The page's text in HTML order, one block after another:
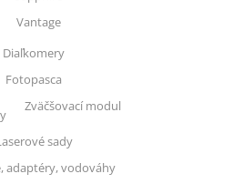
Vantage
Diaľkomery
Fotopasca
Zväčšovací modul
sady
adaptéry, vodováhy